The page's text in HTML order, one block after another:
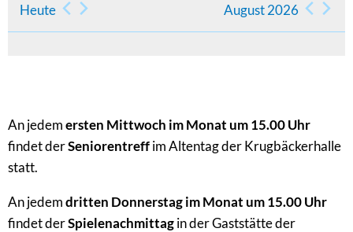
Heute August 2026
An jedemersten Mittwoch im Monat um 15.00 Uhr
findet derSeniorentreffim Altentag der Krugbäckerhalle
statt.
An jedemdritten Donnerstag im Monat um 15.00 Uhr
findet derSpielenachmittagin der Gaststätte der